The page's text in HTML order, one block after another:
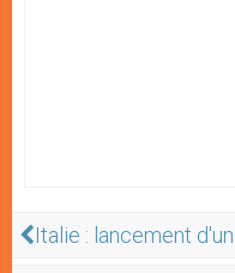
Italie : lancement